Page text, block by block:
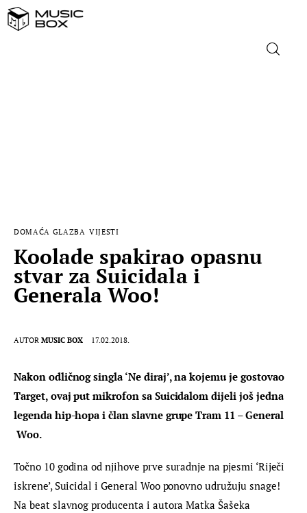
MUSIC BOX
DOMAĆA GLAZBA VIJESTI
Koolade spakirao opasnu
stvar za Suicidala i
Generala Woo!
AUTOR MUSIC BOX 17.02.2018.
Nakon odličnog singla ‘Ne diraj’, na kojemu je gostovao
Target, ovaj put mikrofon sa Suicidalom dijeli još jedna
legenda hip-hopa i član slavne grupe Tram 11 – General
Woo.
Točno 10 godina od njihove prve suradnje na pjesmi ‘Riječi
iskrene’, Suicidal i General Woo ponovno udružuju snage!
Na beat slavnog producenta i autora Matka Šašeka